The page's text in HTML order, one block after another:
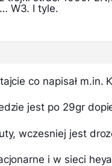
W3. I tyle.
co napisał m.in.
jest po 29gr
wczesniej jest
i w sieci